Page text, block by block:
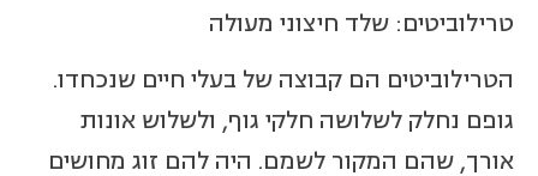
טרילוביטים: שלד חיצוני מעולה
הטרילוביטים הם קבוצה של בעלי חיים שנכחדו.
גופם נחלק לשלושה חלקי גוף, ולשלוש אונות
אורך, שהם המקור לשמם. היה להם זוג מחושים